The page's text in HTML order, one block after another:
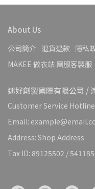
About Us
公司簡介 退貨退款 隱私
MAKEE 做衣站 團服客製服
迷好創製國際有限公司 /
Customer Service
Email:
Address: Shop Address
Tax ID: 89125502 /